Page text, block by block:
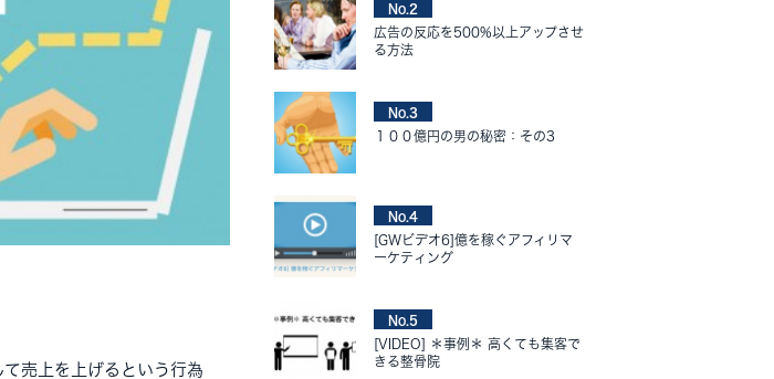
売上を上げるという行為
No.2
広告の反応を500%以上アップさせ
る方法
No.3
１００億円の男の秘密：その3
No.4
[GWビデオ6]億を稼ぐアフィリマ
ーケティング
No.5
[VIDEO] ＊事例＊ 高くても集客で
きる整骨院